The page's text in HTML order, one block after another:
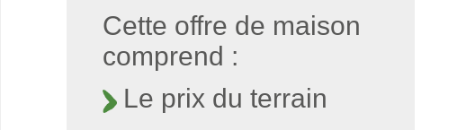
Cette offre de maison
comprend :
Le prix du terrain